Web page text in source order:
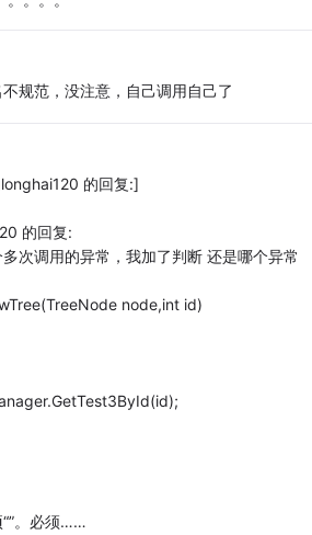
规范，没注意，自己调用自己了
的回复:]
的回复:
次调用的异常，我加了判断 还是哪个异常
node,int id)
“”。必须……